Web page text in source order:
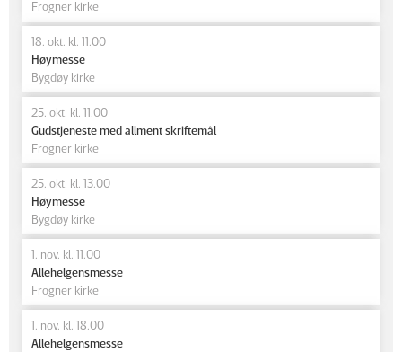
Frogner kirke
18. okt. kl. 11.00
Høymesse
Bygdøy kirke
25. okt. kl. 11.00
Gudstjeneste med allment skriftemål
Frogner kirke
25. okt. kl. 13.00
Høymesse
Bygdøy kirke
1. nov. kl. 11.00
Allehelgensmesse
Frogner kirke
1. nov. kl. 18.00
Allehelgensmesse